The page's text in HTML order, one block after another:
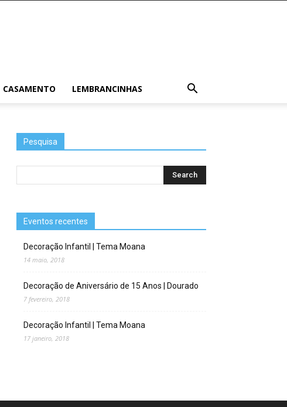
CASAMENTO LEMBRANCINHAS
Pesquisa
Eventos recentes
Decoração Infantil | Tema Moana
14 maio, 2018
Decoração de Aniversário de 15 Anos | Dourado
7 fevereiro, 2018
Decoração Infantil | Tema Moana
17 janeiro, 2018